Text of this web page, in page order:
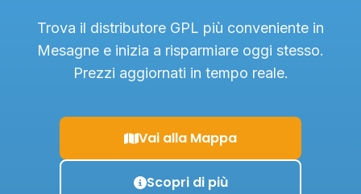
Trova il distributore GPL più conveniente in
Mesagne e inizia a risparmiare oggi stesso.
Prezzi aggiornati in tempo reale.
Vai alla Mappa
Scopri di più